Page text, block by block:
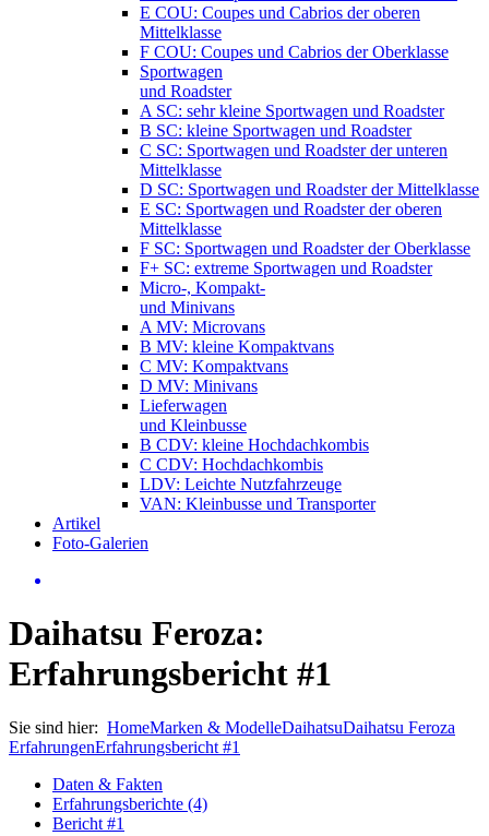
E COU: Coupes und Cabrios der oberen
Mittelklasse
F COU: Coupes und Cabrios der Oberklasse
Sportwagen
und Roadster
A SC: sehr kleine Sportwagen und Roadster
B SC: kleine Sportwagen und Roadster
C SC: Sportwagen und Roadster der unteren
Mittelklasse
D SC: Sportwagen und Roadster der Mittelklasse
E SC: Sportwagen und Roadster der oberen
Mittelklasse
F SC: Sportwagen und Roadster der Oberklasse
F+ SC: extreme Sportwagen und Roadster
Micro-, Kompakt-
und Minivans
A MV: Microvans
B MV: kleine Kompaktvans
C MV: Kompaktvans
D MV: Minivans
Lieferwagen
und Kleinbusse
B CDV: kleine Hochdachkombis
C CDV: Hochdachkombis
LDV: Leichte Nutzfahrzeuge
VAN: Kleinbusse und Transporter
Artikel
Foto-Galerien
Daihatsu Feroza:
Erfahrungsbericht #1
Sie sind hier: HomeMarken & ModelleDaihatsuDaihatsu Feroza
ErfahrungenErfahrungsbericht #1
Daten & Fakten
Erfahrungsberichte (4)
Bericht #1